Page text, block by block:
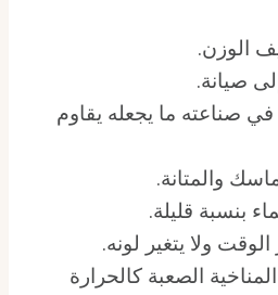
صناعته ما يجعله يقاوم
الصعبة كالحرارة